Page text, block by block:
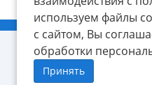
используем файлы
с сайтом, Вы
обработки
Принять
© ФГБОУ ВО «КнАГУ», 2014-2026